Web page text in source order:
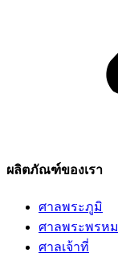
ผลิตภัณฑ์ของเรา
ศาลพระภูมิ
ศาลพระพรหม
ศาลเจ้าที่